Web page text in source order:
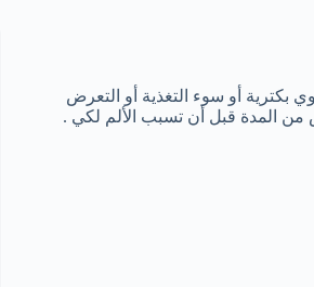
بكترية أو سوء التغذية أو التعرض
من المدة قبل أن تسبب الألم لكي .